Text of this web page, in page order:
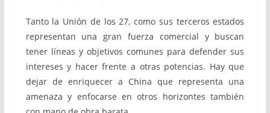
Tanto la Unión de los 27, como sus terceros estados
representan una gran fuerza comercial y buscan
tener líneas y objetivos comunes para defender sus
intereses y hacer frente a otras potencias. Hay que
dejar de enriquecer a China que representa una
amenaza y enfocarse en otros horizontes también